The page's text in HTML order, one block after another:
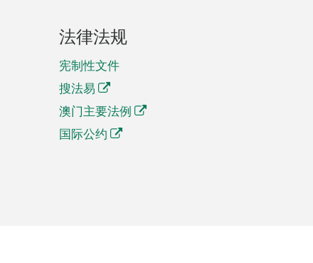
法律法规
宪制性文件
搜法易
澳门主要法例
国际公约